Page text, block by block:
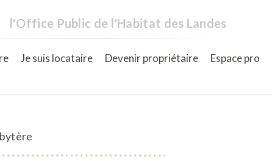
l'Office Public de l'Habitat des Landes
Je suis locataire Devenir propriétaire Espace pro